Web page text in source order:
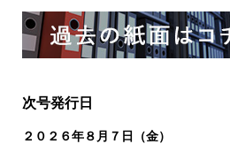
次号発行日
２０２６年８ 月７日（金）